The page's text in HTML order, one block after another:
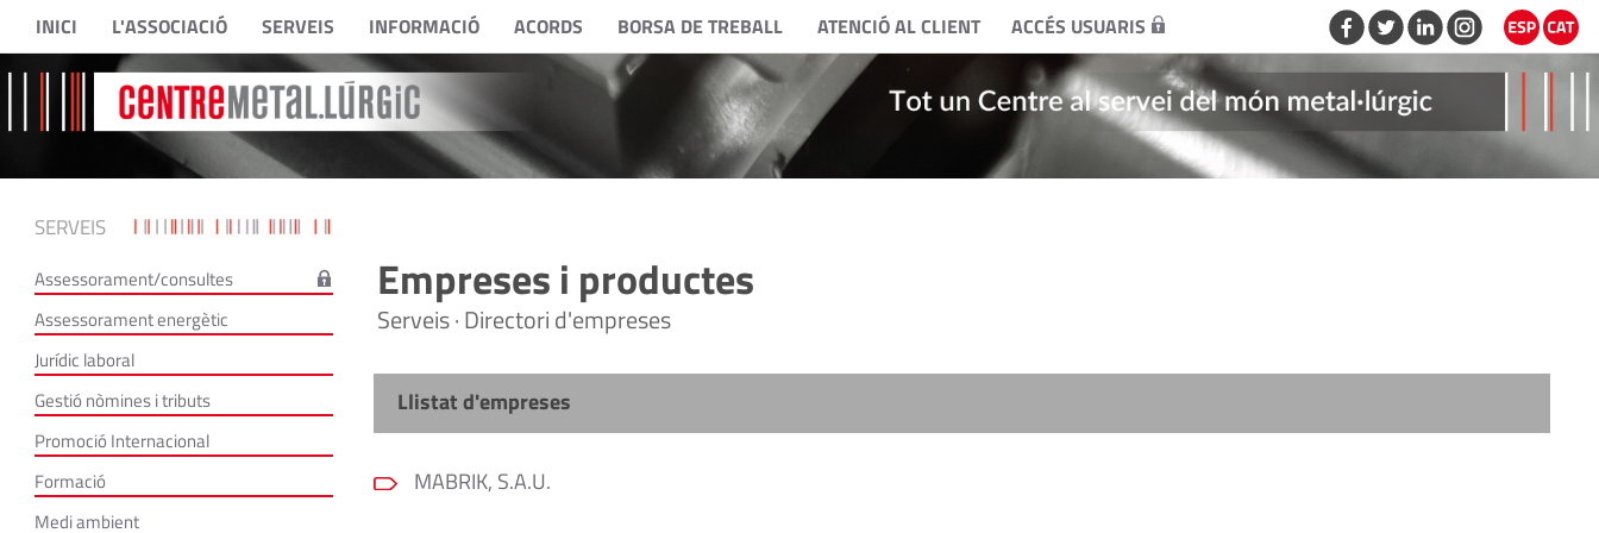
INICI L'ASSOCIACIÓ SERVEIS INFORMACIÓ ACORDS BORSA DE TREBALL ATENCIÓ AL CLIENT ACCÉS USUARIS
SERVEIS
Assessorament/consultes
Assessorament energètic
Jurídic laboral
Gestió nòmines i tributs
Promoció Internacional
Formació
Medi ambient
Empreses i productes
Serveis · Directori d'empreses
Llistat d'empreses
MABRIK, S.A.U.